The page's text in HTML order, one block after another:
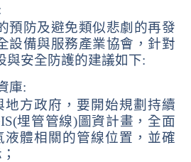
預防及避免類似悲劇的再發
設備與服務產業協會，針對
與安全防護的建議如下:
庫:
方政府， 要開始規劃持續
埋管管線)圖資計畫，全面
液體相關的管線位置，並確